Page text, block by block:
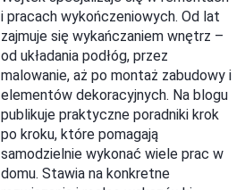
i pracach wykończeniowych. Od lat
zajmuje się wykańczaniem wnętrz –
od układania podłóg, przez
malowanie, aż po montaż zabudowy i
elementów dekoracyjnych. Na blogu
publikuje praktyczne poradniki krok
po kroku, które pomagają
samodzielnie wykonać wiele prac w
domu. Stawia na konkretne